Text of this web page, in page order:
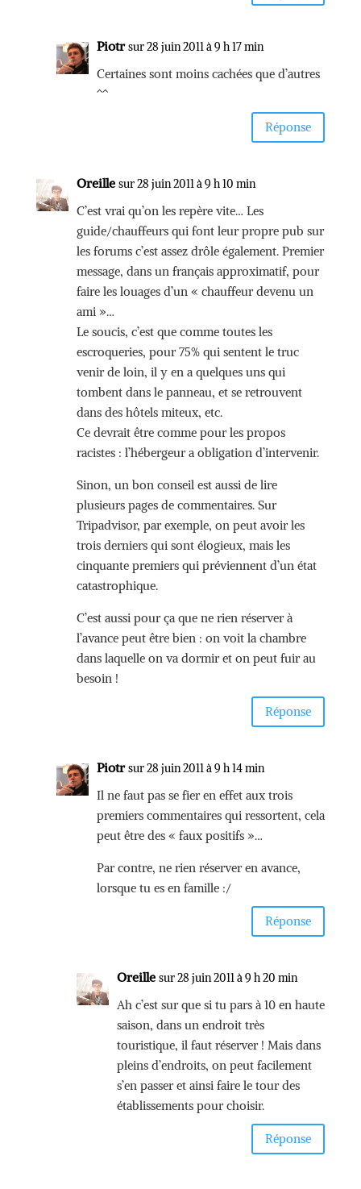
Piotr sur 28 juin 2011 à 9 h 17 min
Certaines sont moins cachées que d’autres
^^
Réponse
Oreille sur 28 juin 2011 à 9 h 10 min
C’est vrai qu’on les repère vite… Les
guide/chauffeurs qui font leur propre pub sur
les forums c’est assez drôle également. Premier
message, dans un français approximatif, pour
faire les louages d’un « chauffeur devenu un
ami »…
Le soucis, c’est que comme toutes les
escroqueries, pour 75% qui sentent le truc
venir de loin, il y en a quelques uns qui
tombent dans le panneau, et se retrouvent
dans des hôtels miteux, etc.
Ce devrait être comme pour les propos
racistes : l’hébergeur a obligation d’intervenir.
Sinon, un bon conseil est aussi de lire
plusieurs pages de commentaires. Sur
Tripadvisor, par exemple, on peut avoir les
trois derniers qui sont élogieux, mais les
cinquante premiers qui préviennent d’un état
catastrophique.
C’est aussi pour ça que ne rien réserver à
l’avance peut être bien : on voit la chambre
dans laquelle on va dormir et on peut fuir au
besoin !
Réponse
Piotr sur 28 juin 2011 à 9 h 14 min
Il ne faut pas se fier en effet aux trois
premiers commentaires qui ressortent, cela
peut être des « faux positifs »…
Par contre, ne rien réserver en avance,
lorsque tu es en famille :/
Réponse
Oreille sur 28 juin 2011 à 9 h 20 min
Ah c’est sur que si tu pars à 10 en haute
saison, dans un endroit très
touristique, il faut réserver ! Mais dans
pleins d’endroits, on peut facilement
s’en passer et ainsi faire le tour des
établissements pour choisir.
Réponse